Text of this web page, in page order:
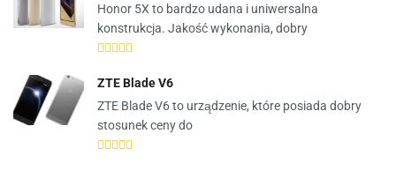
Honor 5X to bardzo udana i uniwersalna
konstrukcja. Jakość wykonania, dobry
ZTE Blade V6
ZTE Blade V6 to urządzenie, które posiada dobry
stosunek ceny do